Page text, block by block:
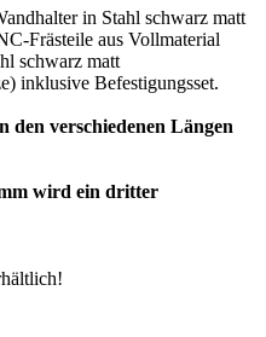
in Stahl schwarz matt
Frästeile aus Vollmaterial
schwarz matt
inklusive Befestigungsset.
den verschiedenen Längen
wird ein dritter